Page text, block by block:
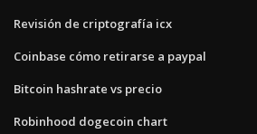
Revisión de criptografía icx
Coinbase cómo retirarse a paypal
Bitcoin hashrate vs precio
Robinhood dogecoin chart